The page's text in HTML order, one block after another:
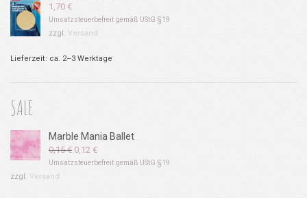
1,70 €
Umsatzsteuerbefreit gemäß UStG §19
zzgl. Versand
Lieferzeit: ca. 2–3 Werktage
SALE
Marble Mania Ballet
0,15€ Ursprünglicher
Preis
0,12 €Aktueller
Preis
Umsatzsteuerbefreit gemäß UStG §19
zzgl. Versand